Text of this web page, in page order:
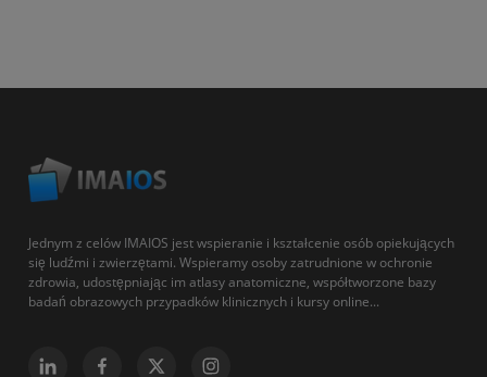
Jednym z celów IMAIOS jest wspieranie i kształcenie osób opiekujących
się ludźmi i zwierzętami. Wspieramy osoby zatrudnione w ochronie
zdrowia, udostępniając im atlasy anatomiczne, współtworzone bazy
badań obrazowych przypadków klinicznych i kursy online...